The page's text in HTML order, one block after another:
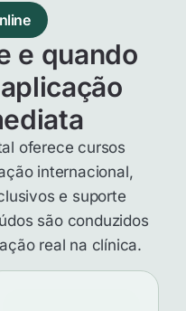
e quando
oferece cursos
internacional,
e suporte
são conduzidos
real na clínica.